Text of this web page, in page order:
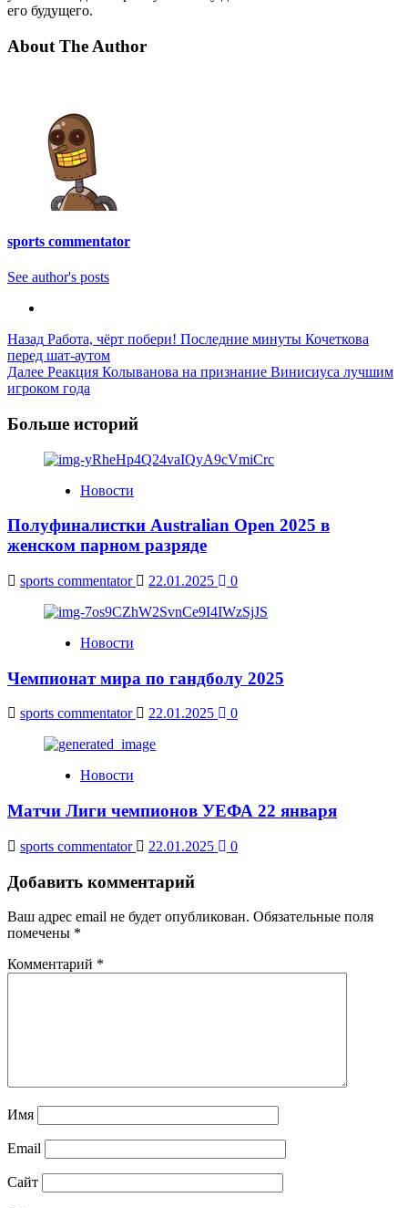
его будущего.
About The Author
sports commentator
See author's posts
Post
Navigation
Назад Работа, чёрт побери! Последние минуты Кочеткова
перед шат-аутом
Далее Реакция Колыванова на признание Винисиуса лучшим
игроком года
Больше историй
Новости
Полуфиналистки Australian Open 2025 в
женском парном разряде
sports commentator 22.01.2025 0
Новости
Чемпионат мира по гандболу 2025
sports commentator 22.01.2025 0
Новости
Матчи Лиги чемпионов УЕФА 22 января
sports commentator 22.01.2025 0
Добавить комментарий
Ваш адрес email не будет опубликован. Обязательные поля
помечены *
Комментарий *
Имя
Email
Сайт